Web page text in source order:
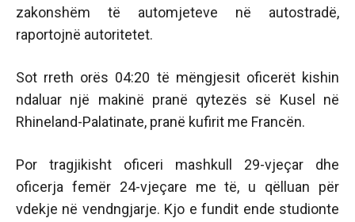
zakonshëm të automjeteve në autostradë,
raportojnë autoritetet.
Sot rreth orës 04:20 të mëngjesit oficerët kishin
ndaluar një makinë pranë qytezës së Kusel në
Rhineland-Palatinate, pranë kufirit me Francën.
Por tragjikisht oficeri mashkull 29-vjeçar dhe
oficerja femër 24-vjeçare me të, u qëlluan për
vdekje në vendngjarje. Kjo e fundit ende studionte